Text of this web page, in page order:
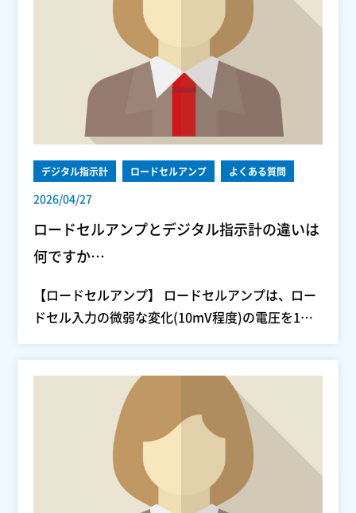
デジタル指示計 ロードセルアンプ よくある質問
2026/04/27
ロードセルアンプとデジタル指示計の違いは
何ですか…
【ロードセルアンプ】 ロードセルアンプは、ロー
ドセル入力の微弱な変化(10mV程度)の電圧を1…